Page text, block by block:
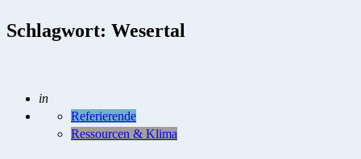
Schlagwort: Wesertal
Geschrieben
in
Referierende
Ressourcen & Klima